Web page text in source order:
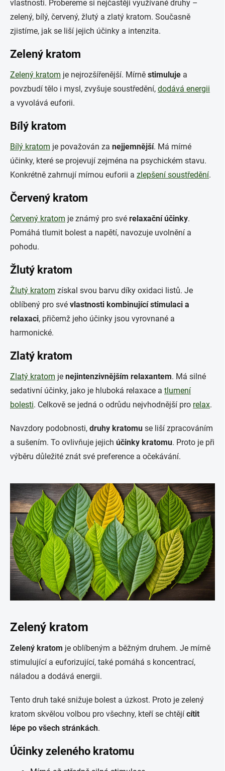
vlastnosti. Probereme si nejčastěji využívané druhy –
zelený, bílý, červený, žlutý a zlatý kratom. Současně
zjistíme, jak se liší jejich účinky a intenzita.
Zelený kratom
Zelený kratom je nejrozšířenější. Mírně stimuluje a
povzbudí tělo i mysl, zvyšuje soustředění, dodává energii
a vyvolává euforii.
Bílý kratom
Bílý kratom je považován za nejjemnější. Má mírné
účinky, které se projevují zejména na psychickém stavu.
Konkrétně zahrnují mírnou euforii a zlepšení soustředění.
Červený kratom
Červený kratom je známý pro své relaxační účinky.
Pomáhá tlumit bolest a napětí, navozuje uvolnění a
pohodu.
Žlutý kratom
Žlutý kratom získal svou barvu díky oxidaci listů. Je
oblíbený pro své vlastnosti kombinující stimulaci a
relaxaci, přičemž jeho účinky jsou vyrovnané a
harmonické.
Zlatý kratom
Zlatý kratom je nejintenzivnějším relaxantem. Má silné
sedativní účinky, jako je hluboká relaxace a tlumení
bolesti. Celkově se jedná o odrůdu nejvhodnější pro relax.
Navzdory podobnosti, druhy kratomu se liší zpracováním
a sušením. To ovlivňuje jejich účinky kratomu. Proto je při
výběru důležité znát své preference a očekávání.
Zelený kratom
Zelený kratom je oblíbeným a běžným druhem. Je mírně
stimulující a euforizující, také pomáhá s koncentrací,
náladou a dodává energii.
Tento druh také snižuje bolest a úzkost. Proto je zelený
kratom skvělou volbou pro všechny, kteří se chtějí cítit
lépe po všech stránkách.
Účinky zeleného kratomu